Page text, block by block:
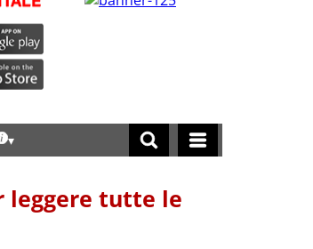
leggere tutte le